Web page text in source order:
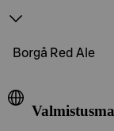
Borgå Red Ale